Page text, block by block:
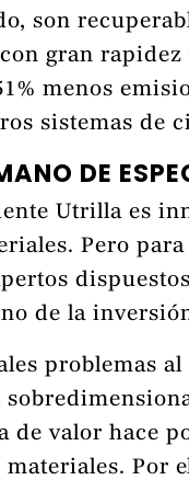
son
gran
menos
sistemas de
DE
Utrilla es
Pero
de la
problemas
de valor hace
Por